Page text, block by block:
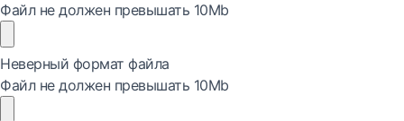
Файл не должен превышать 10Mb
Неверный формат файла
Файл не должен превышать 10Mb